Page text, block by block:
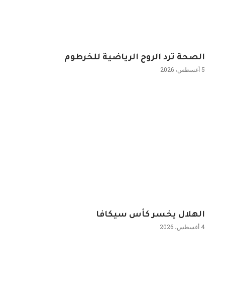
الصحة ترد الروح الرياضية للخرطوم
5 أغسطس، 2026
الهلال يخسر كأس سيكافا
4 أغسطس، 2026